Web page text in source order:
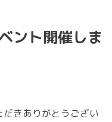
ント開催しま
きありがとうござい